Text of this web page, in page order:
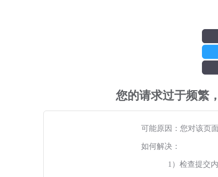
您的请求过于频繁
可能原因：您对该页
如何解决：
1）检查提交